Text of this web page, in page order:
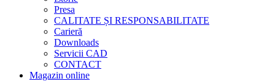
Presa
CALITATE ȘI RESPONSABILITATE
Carieră
Downloads
Servicii CAD
CONTACT
Magazin online